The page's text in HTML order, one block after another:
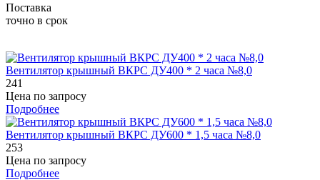
Поставка
точно в срок
Вентилятор крышный ВКРС ДУ400 * 2 часа №8,0
241
Цена по запросу
Подробнее
Вентилятор крышный ВКРС ДУ600 * 1,5 часа №8,0
253
Цена по запросу
Подробнее